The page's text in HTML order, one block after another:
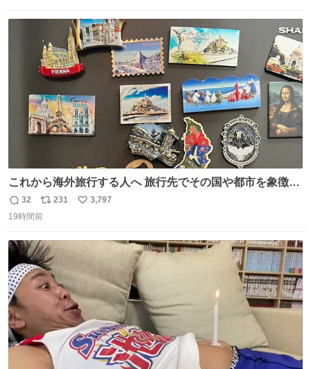
は乾燥パスタに負けます。豆腐くらいやわやわです。
数
数
これから海外旅行する人へ 旅行先でその国や都市を象徴す
る マグネットを買って欲しい。 僕は交換留学してた1年間
で20カ国回ったけど、旅行先で必ずマグネットを買い、今
どそれぞれのマグネットを見る度に旅の思い出が鮮明によ
みがえります。
返
信
32
リ
ポ
ト
数
231
い
数
3,797
19時間前